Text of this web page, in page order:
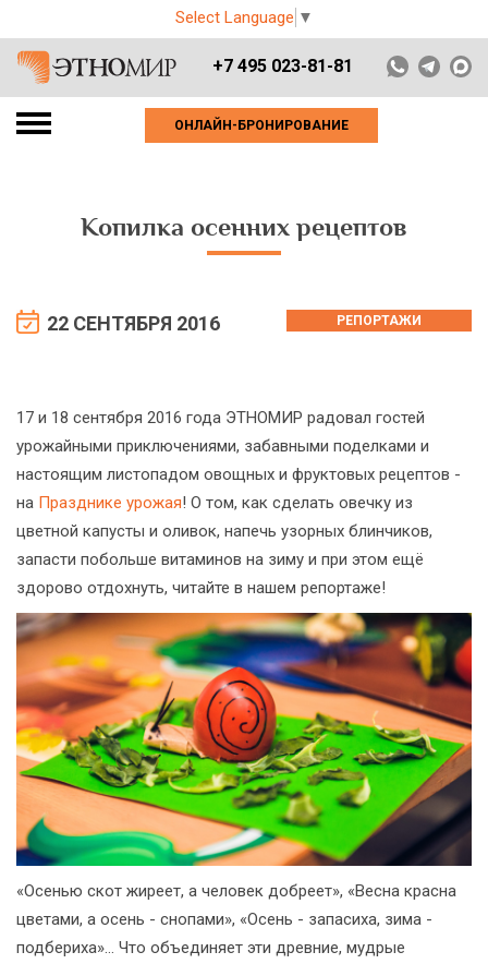
Select Language ▼
+7 495 023-81-81
ОНЛАЙН-БРОНИРОВАНИЕ
Копилка осенних рецептов
22 СЕНТЯБРЯ 2016 РЕПОРТАЖИ
17 и 18 сентября 2016 года ЭТНОМИР радовал гостей
урожайными приключениями, забавными поделками и
настоящим листопадом овощных и фруктовых рецептов -
на Празднике урожая! О том, как сделать овечку из
цветной капусты и оливок, напечь узорных блинчиков,
запасти побольше витаминов на зиму и при этом ещё
здорово отдохнуть, читайте в нашем репортаже!
«Осенью скот жиреет, а человек добреет», «Весна красна
цветами, а осень - снопами», «Осень - запасиха, зима -
подбериха»… Что объединяет эти древние, мудрые